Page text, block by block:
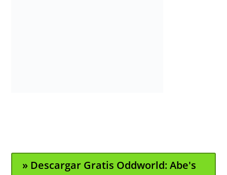
» Descargar Gratis Oddworld: Abe's